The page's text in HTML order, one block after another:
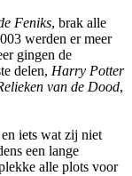
Feniks, brak alle
werden er meer
gingen de
delen, Harry Potter
van de Dood,
iets wat zij niet
een lange
alle plots voor